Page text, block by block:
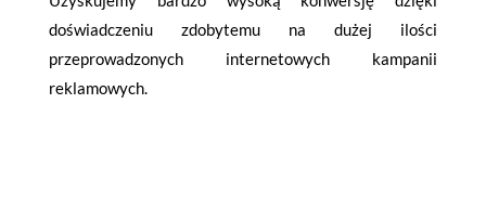
doświadczeniu zdobytemu na dużej ilości
przeprowadzonych internetowych kampanii
reklamowych.